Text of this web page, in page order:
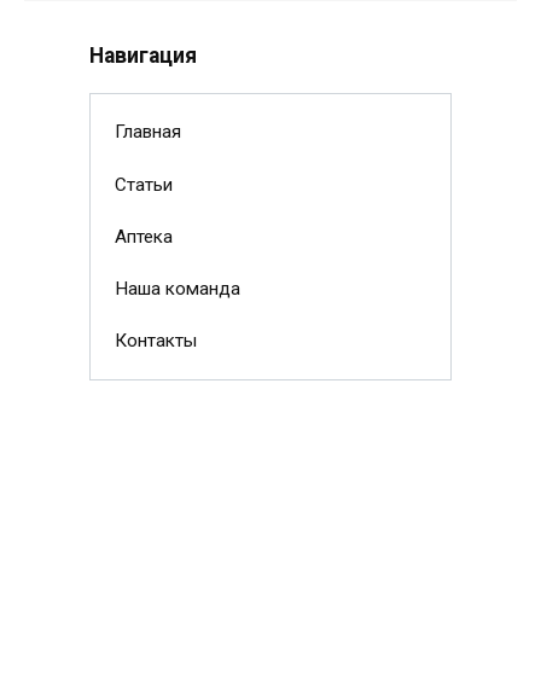
Навигация
Главная
Статьи
Аптека
Наша команда
Контакты